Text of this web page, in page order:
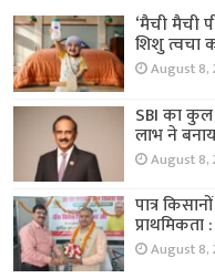
‘मैची मैची
शिशु त्वचा
August 8,
SBI का कुल
लाभ ने
August 8,
पात्र
August 8,